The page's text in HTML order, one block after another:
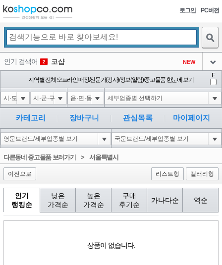
로그인 PC버전
인기 검색어 2 코샵 NEW
3 익스
아이콘
4 미끄럼방지
아이콘
5 대성설렁탕
아이콘
-16
6 1-1 waitfor delay '0:0:15' --
아이콘
-1
1
지역별 전체 오프라인 매장/전문가(강사)/정보(알림)/중고물품 한눈에 보기
E
카테고리 장바구니 관심목록 마이페이지
다른동네 중고물품 보러가기>서울특별시
이전으로 리스트형 갤러리형
인기
랭킹순
낮은
가격순
높은
가격순
구매
후기순
가나다순 역순
상품이 없습니다.